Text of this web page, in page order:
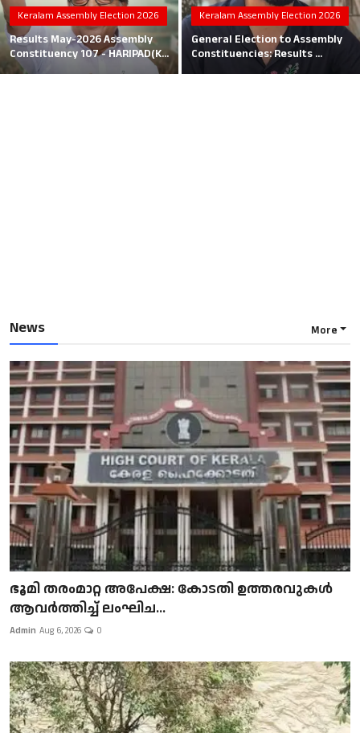
Malayalam
Keralam Assembly Election 2026
Results May-2026 Assembly
Constituency 107 - HARIPAD(K...
Keralam Assembly Election 2026
General Election to Assembly
Constituencies: Results ...
News More
ഭൂമി തരംമാറ്റ അപേക്ഷ: കോടതി ഉത്തരവുകൾ
ആവർത്തിച്ച് ലംഘിച...
Admin Aug 6, 2026 0